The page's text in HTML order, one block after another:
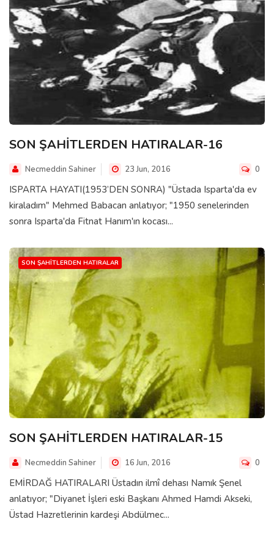
SON ŞAHİTLERDEN HATIRALAR-16
Necmeddin Sahiner 23 Jun, 2016 0
ISPARTA HAYATI(1953’DEN SONRA) "Üstada Isparta'da ev
kiraladım" Mehmed Babacan anlatıyor; "1950 senelerinden
sonra Isparta'da Fitnat Hanım'ın kocası...
SON ŞAHITLERDEN HATIRALAR
SON ŞAHİTLERDEN HATIRALAR-15
Necmeddin Sahiner 16 Jun, 2016 0
EMİRDAĞ HATIRALARI Üstadın ilmî dehası Namık Şenel
anlatıyor; "Diyanet İşleri eski Başkanı Ahmed Hamdi Akseki,
Üstad Hazretlerinin kardeşi Abdülmec...